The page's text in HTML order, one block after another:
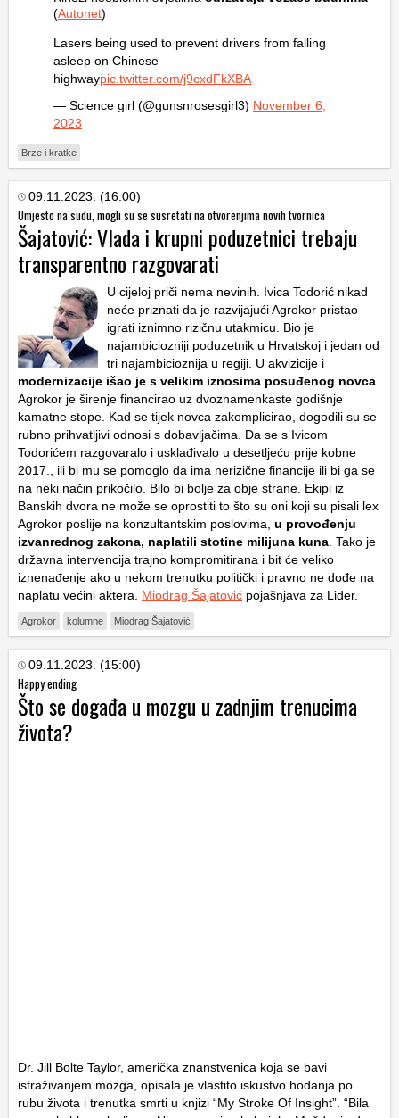
(Autonet)
Lasers being used to prevent drivers from falling
asleep on Chinese
highwaypic.twitter.com/j9cxdFkXBA
— Science girl (@gunsnrosesgirl3) November 6,
2023
Brze i kratke
09.11.2023. (16:00)
Umjesto na sudu, mogli su se susretati na otvorenjima novih tvornica
Šajatović: Vlada i krupni poduzetnici trebaju
transparentno razgovarati
U cijeloj priči nema nevinih. Ivica Todorić nikad
neće priznati da je razvijajući Agrokor pristao
igrati iznimno rizičnu utakmicu. Bio je
najambiciozniji poduzetnik u Hrvatskoj i jedan od
tri najambicioznija u regiji. U akvizicije i
modernizacije išao je s velikim iznosima posuđenog novca
Agrokor je širenje financirao uz dvoznamenkaste godišnje
kamatne stope. Kad se tijek novca zakomplicirao, dogodili su se
rubno prihvatljivi odnosi s dobavljačima. Da se s Ivicom
Todorićem razgovaralo i usklađivalo u desetljeću prije kobne
2017., ili bi mu se pomoglo da ima nerizične financije ili bi ga se
na neki način prikočilo. Bilo bi bolje za obje strane. Ekipi iz
Banskih dvora ne može se oprostiti to što su oni koji su pisali lex
Agrokor poslije na konzultantskim poslovima, u provođenju
izvanrednog zakona, naplatili stotine milijuna kuna . Tako je
državna intervencija trajno kompromitirana i bit će veliko
iznenađenje ako u nekom trenutku politički i pravno ne dođe na
naplatu većini aktera. Miodrag Šajatović pojašnjava za Lider.
Agrokor kolumne Miodrag Šajatović
09.11.2023. (15:00)
Happy ending
Što se događa u mozgu u zadnjim trenucima
života?
Dr. Jill Bolte Taylor, američka znanstvenica koja se bavi
istraživanjem mozga, opisala je vlastito iskustvo hodanja po
rubu života i trenutka smrti u knjizi “My Stroke Of Insight”. “Bila